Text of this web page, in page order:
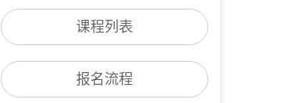
课程列表
报名流程
系、婚外情等)；青少年咨
询(亲子沟通、厌学逃学、
叛逆对抗、学业规划等)；
职场咨询(职场压力、人际
沟通、跳
在线预约>>